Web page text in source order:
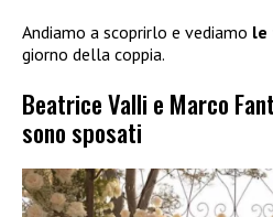
Andiamo a scoprirlo e vediamo le
giorno della coppia.
Beatrice Valli e Marco
sono sposati